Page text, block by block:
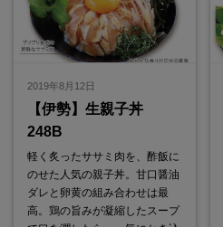
2019年8月12日
【伊勢】生親子丼
248B
軽く炙ったササミ肉を、酢飯に
のせた人気の親子丼。甘口醤油
ダレと卵黄の組み合わせは最
高。鶏の旨みが凝縮したスープ